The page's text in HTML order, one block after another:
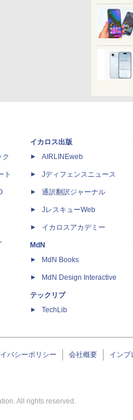
ク
ト
イカロス出版
AIRLINEweb
Jディフェンスニュース
通訳翻訳ジャーナル
JレスキューWeb
イカロスアカデミー
MdN
MdN Books
MdN Design Interactive
テックリブ
TechLib
バシーポリシー 会社概要 インプ
All rights reserved.